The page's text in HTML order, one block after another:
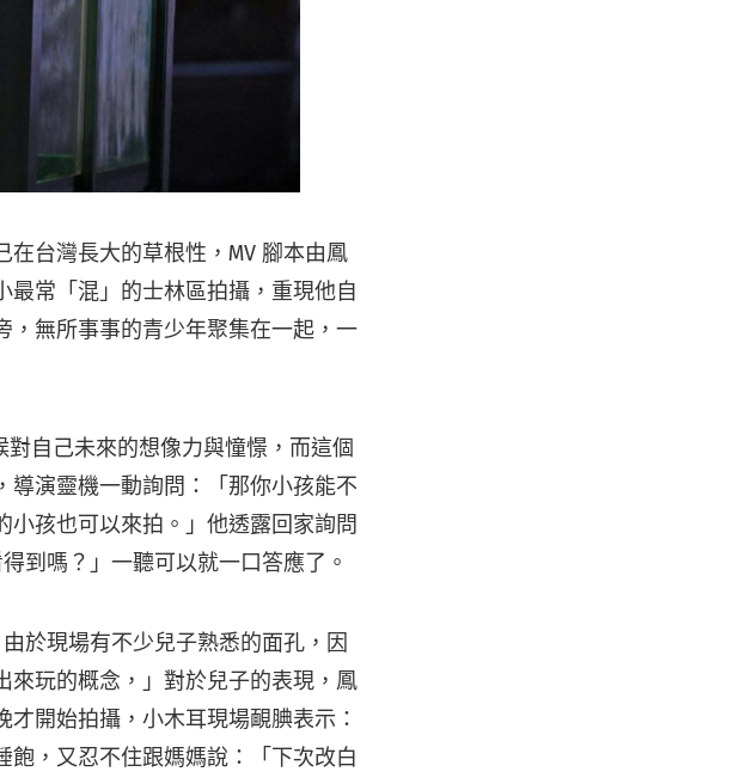
台灣長大的草根性，MV 腳本由鳳
常「混」的士林區拍攝，重現他自
，無所事事的青少年聚集在一起，一
自己未來的想像力與憧憬，而這個
演靈機一動詢問：「那你小孩能不
孩也可以來拍。」他透露回家詢問
到嗎？」一聽可以就一口答應了。
於現場有不少兒子熟悉的面孔，因
來玩的概念，」對於兒子的表現，鳳
開始拍攝，小木耳現場靦腆表示：
飽，又忍不住跟媽媽說：「下次改白